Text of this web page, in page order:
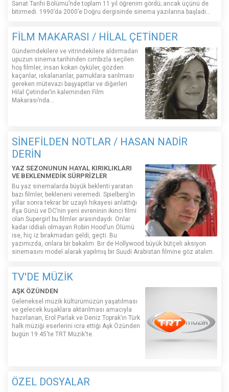
Sanat Tarihi Bölümü’nde toplam 11 yıl öğrenim gördü; ancak üçünü de
bitirmedi. 1990’da 2000’e Doğru dergisinde sinema yazılarına başladı...
FİLM MAKARASI / HİLAL ÇETİNDER
Gündemdekilere ve vitrindekilere aldırmadan
upuzun sinema tarihinden cımbızla seçilen
hoş filmler, insan kokan öyküler, gözden
kaçanlar, ıskalananlar, pamuklara sarılması
gereken mütevazı başyapıtlar ve diğerleri
Hilal Çetinder’in kaleminden Film
Makarası’nda…
SİNEFİLDEN NOTLAR / HASAN NADİR
DERİN
YAZ SEZONUNUN HAYAL KIRIKLIKLARI
VE BEKLENMEDİK SÜRPRİZLER
Bu yaz sinemalarda büyük beklenti yaratan
bazı filmler, bekleneni veremedi. Spielberg’in
yıllar sonra tekrar bir uzaylı hikayesi anlattığı
İfşa Günü ve DC’nin yeni evreninin ikinci filmi
olan Supergirl bu filmler arasındaydı. Onlar
kadar iddialı olmayan Robin Hood’un Ölümü
ise, hiç iz bırakmadan geldi, geçti. Bu
yazımızda, onlara bir bakalım. Bir de Hollywood büyük bütçeli aksiyon
sinemasını model alarak yapılmış bir Suudi Arabistan filmine göz atalım.
TV'DE MÜZİK
AŞK ÖZÜNDEN
Geleneksel müzik kültürümüzün yaşatılması
ve gelecek kuşaklara aktarılması amacıyla
hazırlanan, Erol Parlak ve Deniz Toprak’ın Türk
halk müziği eserlerini icra ettiği Aşk Özünden
bugün 19.45'te TRT Müzik'te.
ÖZEL DOSYALAR